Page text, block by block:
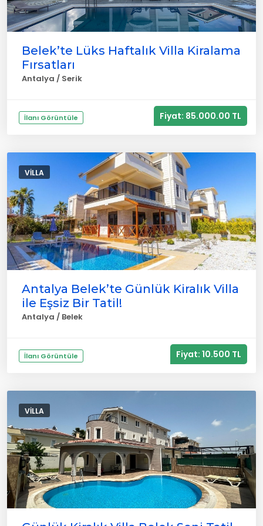
Belek’te Lüks Haftalık Villa Kiralama
Fırsatları
Antalya / Serik
İlanı Görüntüle Fiyat: 85.000.00 TL
VILLA
Antalya Belek’te Günlük Kiralık Villa
ile Eşsiz Bir Tatil!
Antalya / Belek
İlanı Görüntüle Fiyat: 10.500 TL
VILLA